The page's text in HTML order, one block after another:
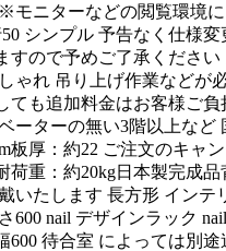
モニターなどの閲覧環境に
シンプル 予告なく仕様変
すので予めご了承ください
ゃれ 吊り上げ作業などが
ても追加料金はお客様ご負
ーターの無い3階以上など
板厚：約22 ご注文のキャ
荷重：約20kg日本製完成品
いたします 長方形 インテ
600 nail デザインラック
600 待合室 によっては別途